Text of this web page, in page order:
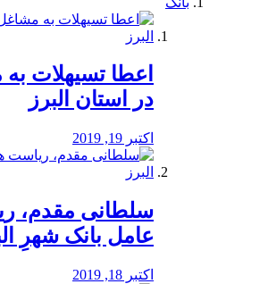
️اعطا تسیهلات
در استان البرز
اکتبر 19, 2019
سلطانی مقدم،
عامل بانک شهرِ
اکتبر 18, 2019